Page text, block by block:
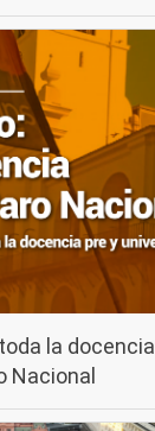
la docencia
Nacional